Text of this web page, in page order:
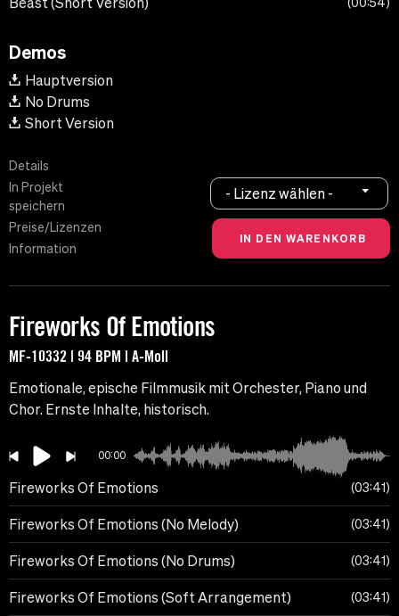
00:54
Demos
Hauptversion
No Drums
Short Version
Details
In Projekt
speichern
Preise/Lizenzen
Information
- Lizenz wählen -
Fireworks Of Emotions
MF-10332 | 94 BPM | A-Moll
Emotionale, epische Filmmusik mit Orchester, Piano und
Chor. Ernste Inhalte, historisch.
00:00
Fireworks Of Emotions 03:41
Fireworks Of Emotions (No Melody) 03:41
Fireworks Of Emotions (No Drums) 03:41
Fireworks Of Emotions (Soft Arrangement) 03:41